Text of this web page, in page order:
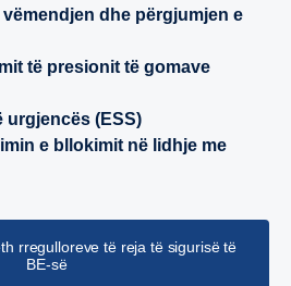
vëmendjen dhe përgjumjen e
të presionit të gomave
urgjencës (ESS)
e bllokimit në lidhje me
rregulloreve të reja të sigurisë të
BE-së